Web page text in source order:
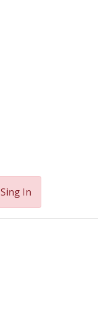
Sing In